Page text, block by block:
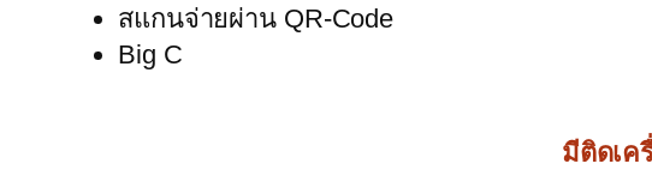
สแกนจ่ายผ่าน QR-Code
Big C
มีติดเค